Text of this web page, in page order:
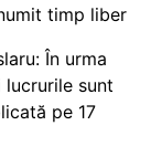
timp liber
În urma
sunt
pe 17